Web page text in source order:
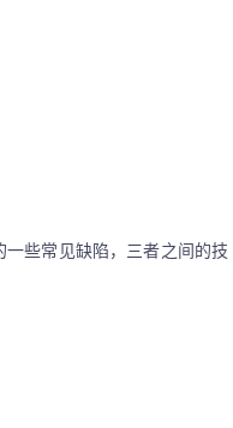
一些常见缺陷，三者之间的技